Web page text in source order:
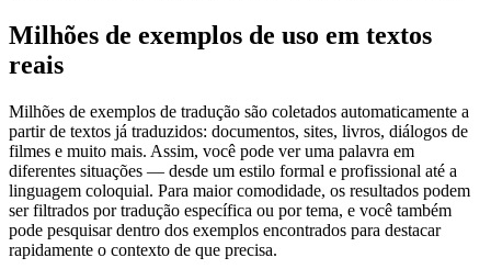
Milhões de exemplos de uso em textos
reais
Milhões de exemplos de tradução são coletados automaticamente a
partir de textos já traduzidos: documentos, sites, livros, diálogos de
filmes e muito mais. Assim, você pode ver uma palavra em
diferentes situações — desde um estilo formal e profissional até a
linguagem coloquial. Para maior comodidade, os resultados podem
ser filtrados por tradução específica ou por tema, e você também
pode pesquisar dentro dos exemplos encontrados para destacar
rapidamente o contexto de que precisa.